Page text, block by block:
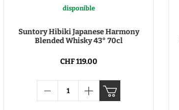
disponible
Suntory Hibiki Japanese Harmony
Blended Whisky 43° 70cl
CHF 119.00